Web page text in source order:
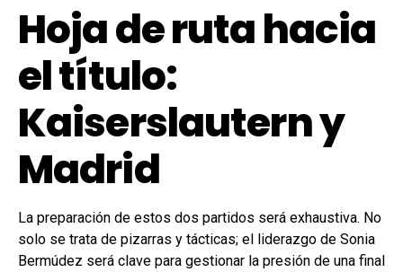
Hoja de ruta hacia
el título:
Kaiserslautern y
Madrid
La preparación de estos dos partidos será exhaustiva. No
solo se trata de pizarras y tácticas; el liderazgo de Sonia
Bermúdez será clave para gestionar la presión de una final